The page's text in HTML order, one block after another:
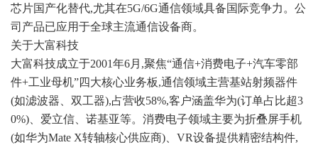
芯片国产化替代,尤其在5G/6G通信领域具备国际竞争力。公
司产品已应用于全球主流通信设备商。
关于大富科技
大富科技成立于2001年6月,聚焦“通信+消费电子+汽车零部
件+工业母机”四大核心业务板,通信领域主营基站射频器件
(如滤波器、双工器),占营收58%,客户涵盖华为(订单占比超3
0%)、爱立信、诺基亚等。消费电子领域主要为折叠屏手机
(如华为Mate X转轴核心供应商)、VR设备提供精密结构件,